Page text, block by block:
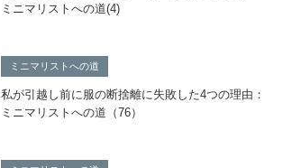
ミニマリストへの道(4)
ミニマリストへの道
私が引越し前に服の断捨離に失敗した4つの理由：
ミニマリストへの道（76）